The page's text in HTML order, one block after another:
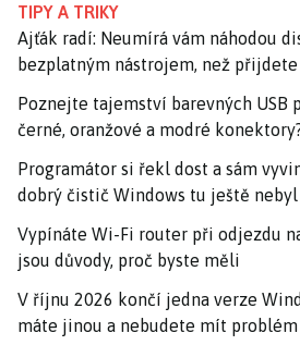
TIPY A TRIKY
Ajťák radí: Neumírá vám náhodou
bezplatným nástrojem, než
Poznejte tajemství barevných USB
černé, oranžové a modré
Programátor si řekl dost a sám
dobrý čistič Windows tu ještě nebyl
Vypínáte Wi-Fi router při odjezdu
jsou důvody, proč byste měli
V říjnu 2026 končí jedna verze
máte jinou a nebudete mít problém